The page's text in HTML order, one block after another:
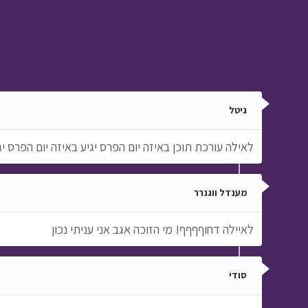
גיטל
לאילה עורכת תוכן באיזה יום הפרס יגיע באיזה יום הפרס
מענדל ווגנרר
לאיילה דחוףףףף! מי הזוכה אגב אני עניתי נכון
סודי